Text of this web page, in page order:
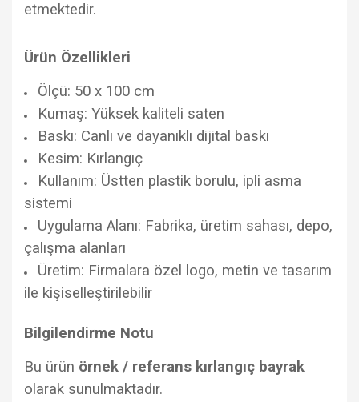
etmektedir.
Ürün Özellikleri
Ölçü: 50 x 100 cm
Kumaş: Yüksek kaliteli saten
Baskı: Canlı ve dayanıklı dijital baskı
Kesim: Kırlangıç
Kullanım: Üstten plastik borulu, ipli asma
sistemi
Uygulama Alanı: Fabrika, üretim sahası, depo,
çalışma alanları
Üretim: Firmalara özel logo, metin ve tasarım
ile kişiselleştirilebilir
Bilgilendirme Notu
Bu ürün örnek / referans kırlangıç bayrak
olarak sunulmaktadır.